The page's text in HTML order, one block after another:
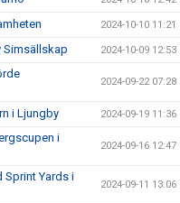
2024-10-10 11:21
Simsällskap 2024-10-09 12:53
2024-09-22 07:28
i Ljungby 2024-09-19 11:36
i
2024-09-16 12:47
Sprint Yards i
2024-09-11 13:06